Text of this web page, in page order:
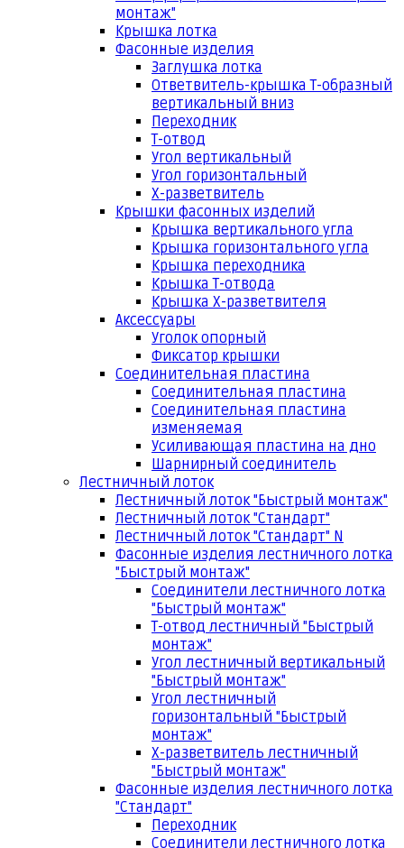
монтаж"
Крышка лотка
Фасонные изделия
Заглушка лотка
Ответвитель-крышка Т-образный
вертикальный вниз
Переходник
Т-отвод
Угол вертикальный
Угол горизонтальный
Х-разветвитель
Крышки фасонных изделий
Крышка вертикального угла
Крышка горизонтального угла
Крышка переходника
Крышка Т-отвода
Крышка Х-разветвителя
Аксессуары
Уголок опорный
Фиксатор крышки
Соединительная пластина
Соединительная пластина
Соединительная пластина
изменяемая
Усиливающая пластина на дно
Шарнирный соединитель
Лестничный лоток
Лестничный лоток "Быстрый монтаж"
Лестничный лоток "Стандарт"
Лестничный лоток "Стандарт" N
Фасонные изделия лестничного лотка
"Быстрый монтаж"
Соединители лестничного лотка
"Быстрый монтаж"
Т-отвод лестничный "Быстрый
монтаж"
Угол лестничный вертикальный
"Быстрый монтаж"
Угол лестничный
горизонтальный "Быстрый
монтаж"
Х-разветвитель лестничный
"Быстрый монтаж"
Фасонные изделия лестничного лотка
"Стандарт"
Переходник
Соединители лестничного лотка